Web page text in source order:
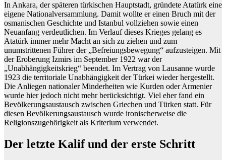
In Ankara, der späteren türkischen Hauptstadt, gründete Atatürk eine
eigene Nationalversammlung. Damit wollte er einen Bruch mit der
osmanischen Geschichte und Istanbul vollziehen sowie einen
Neuanfang verdeutlichen. Im Verlauf dieses Krieges gelang es
Atatürk immer mehr Macht an sich zu ziehen und zum
unumstrittenen Führer der „Befreiungsbewegung“ aufzusteigen. Mit
der Eroberung Izmirs im September 1922 war der
„Unabhängigkeitskrieg“ beendet. Im Vertrag von Lausanne wurde
1923 die territoriale Unabhängigkeit der Türkei wieder hergestellt.
Die Anliegen nationaler Minderheiten wie Kurden oder Armenier
wurde hier jedoch nicht mehr berücksichtigt. Viel eher fand ein
Bevölkerungsaustausch zwischen Griechen und Türken statt. Für
diesen Bevölkerungsaustausch wurde ironischerweise die
Religionszugehörigkeit als Kriterium verwendet.
Der letzte Kalif und der erste Schritt